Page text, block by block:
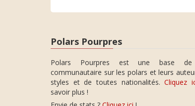
Polars Pourpres
Polars Pourpres est une base de
communautaire sur les polars et leurs
styles et de toutes nationalités.Cliquez
savoir plus !